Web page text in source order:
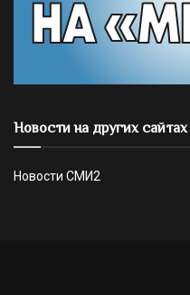
Новости на других сайтах
Новости СМИ2